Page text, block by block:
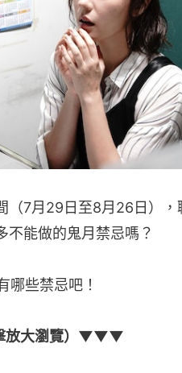
（7月29日至8月26日），
不能做的鬼月禁忌嗎？
哪些禁忌吧！
放大瀏覽）▼▼▼